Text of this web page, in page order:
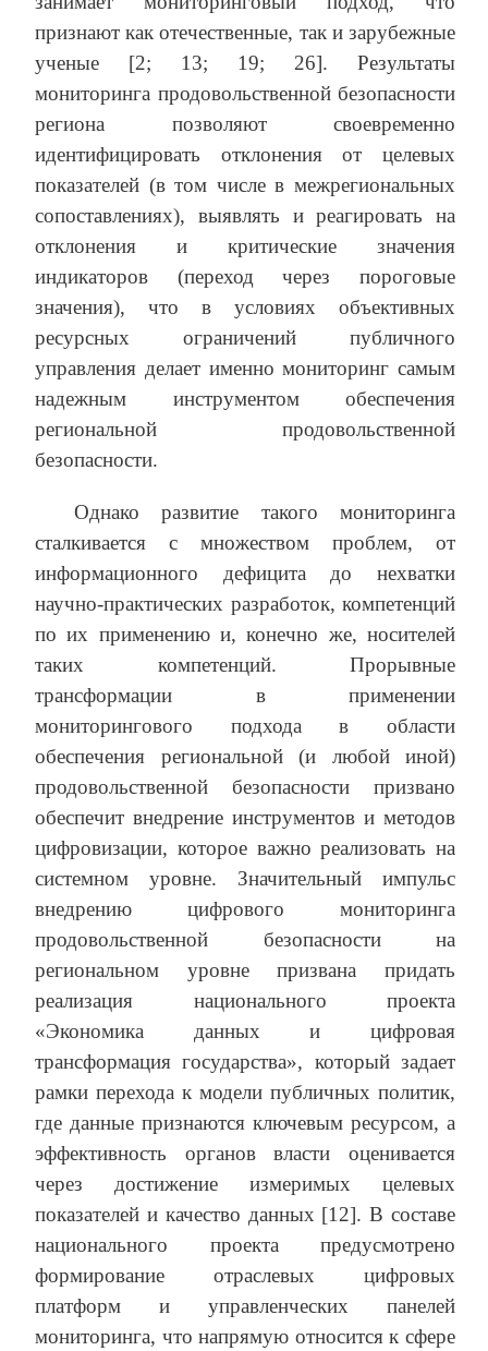
признают как отечественные, так и зарубежные
ученые [2; 13; 19; 26]. Результаты
мониторинга продовольственной безопасности
региона позволяют своевременно
идентифицировать отклонения от целевых
показателей (в том числе в межрегиональных
сопоставлениях), выявлять и реагировать на
отклонения и критические значения
индикаторов (переход через пороговые
значения), что в условиях объективных
ресурсных ограничений публичного
управления делает именно мониторинг самым
надежным инструментом обеспечения
региональной продовольственной
безопасности.
Однако развитие такого мониторинга
сталкивается с множеством проблем, от
информационного дефицита до нехватки
научно-практических разработок, компетенций
по их применению и, конечно же, носителей
таких компетенций. Прорывные
трансформации в применении
мониторингового подхода в области
обеспечения региональной (и любой иной)
продовольственной безопасности призвано
обеспечит внедрение инструментов и методов
цифровизации, которое важно реализовать на
системном уровне. Значительный импульс
внедрению цифрового мониторинга
продовольственной безопасности на
региональном уровне призвана придать
реализация национального проекта
«Экономика данных и цифровая
трансформация государства», который задает
рамки перехода к модели публичных политик,
где данные признаются ключевым ресурсом, а
эффективность органов власти оценивается
через достижение измеримых целевых
показателей и качество данных [12]. В составе
национального проекта предусмотрено
формирование отраслевых цифровых
платформ и управленческих панелей
мониторинга, что напрямую относится к сфере